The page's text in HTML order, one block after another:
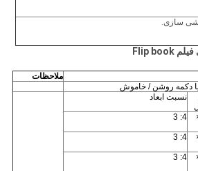
ملاحظات
دکمه روشن / خاموش
نسبت ابعاد
4: 3
4: 3
4: 3